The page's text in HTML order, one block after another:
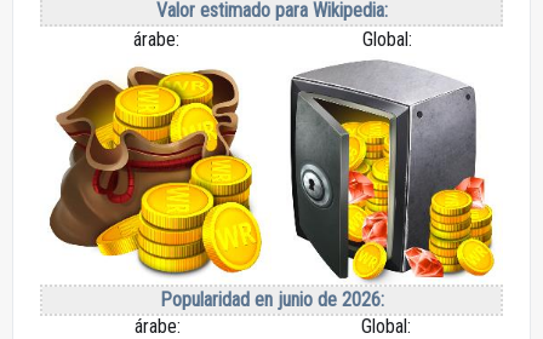
Valor estimado para Wikipedia:
árabe:
Global:
Popularidad en junio de 2026:
árabe:
Global: